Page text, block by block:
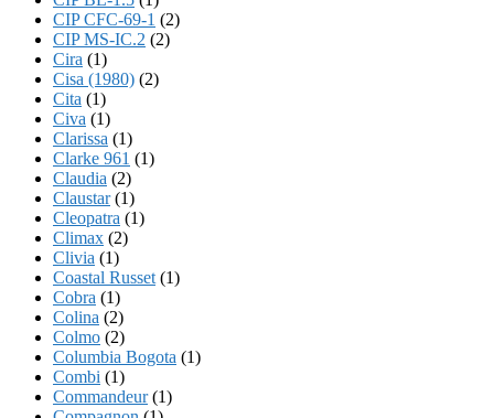
CIP CFC-69-1 (2)
CIP MS-IC.2 (2)
Cira (1)
Cisa (1980) (2)
Cita (1)
Civa (1)
Clarissa (1)
Clarke 961 (1)
Claudia (2)
Claustar(1)
Cleopatra (1)
Climax (2)
Clivia (1)
Coastal Russet (1)
Cobra (1)
Colina (2)
Colmo (2)
Columbia Bogota (1)
Combi (1)
Commandeur(1)